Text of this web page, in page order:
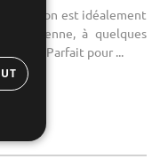
sur Yon est idéalement
à quelques
ville. Parfait pour ...